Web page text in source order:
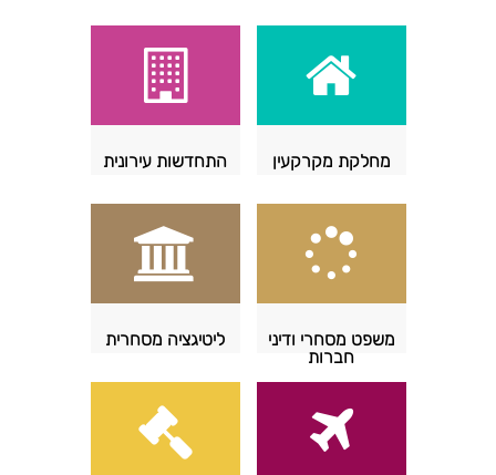
מחלקת מקרקעין התחדשות עירונית
משפט מסחרי ודיני
חברות
ליטיגציה מסחרית